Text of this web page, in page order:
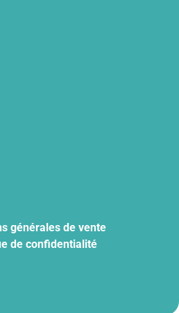
générales de vente
de confidentialité